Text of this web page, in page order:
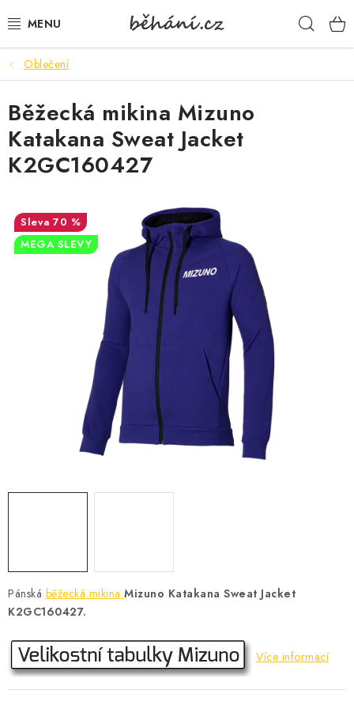
na
BOTY PÁNSKÉ
BOTY DÁMSKÉ
PÁNSKÉ OBLEČENÍ
DOPLŇKY
DÁRKOVÉ POUKAZY
VELIKOSTNÍ TABULKY
BOTY DĚTSKÉ
NOVINKY
NOVINKY MIZUNO
Oblečení
Pánská běžecká mikina Mizuno Katakana Sweat Jacket
K2GC160427.
Více informací
Běžecká mikina Mizuno
Katakana Sweat Jacket
K2GC160427
70 %
MEGA SLEVY